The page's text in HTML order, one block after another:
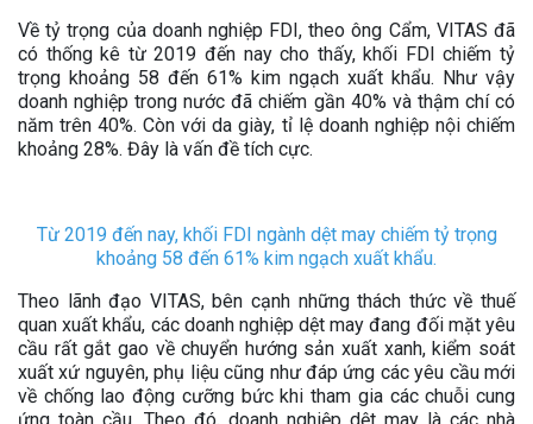
Về tỷ trọng của doanh nghiệp FDI, theo ông Cẩm, VITAS đã
có thống kê từ 2019 đến nay cho thấy, khối FDI chiếm tỷ
trọng khoảng 58 đến 61% kim ngạch xuất khẩu. Như vậy
doanh nghiệp trong nước đã chiếm gần 40% và thậm chí có
năm trên 40%. Còn với da giày, tỉ lệ doanh nghiệp nội chiếm
khoảng 28%. Đây là vấn đề tích cực.
Từ 2019 đến nay, khối FDI ngành dệt may chiếm tỷ trọng
khoảng 58 đến 61% kim ngạch xuất khẩu.
Theo lãnh đạo VITAS, bên cạnh những thách thức về thuế
quan xuất khẩu, các doanh nghiệp dệt may đang đối mặt yêu
cầu rất gắt gao về chuyển hướng sản xuất xanh, kiểm soát
xuất xứ nguyên, phụ liệu cũng như đáp ứng các yêu cầu mới
về chống lao động cưỡng bức khi tham gia các chuỗi cung